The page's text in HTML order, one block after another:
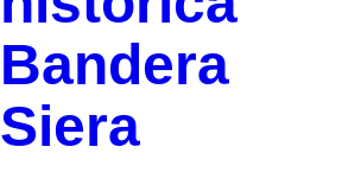
Bandera
Siera